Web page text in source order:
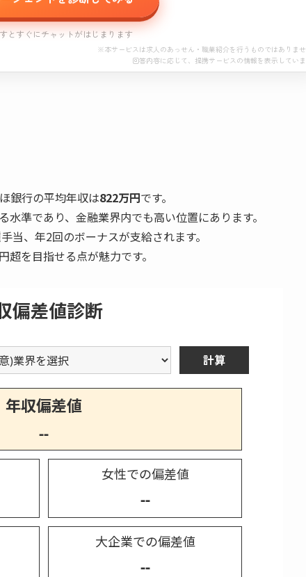
とすぐにチャットがはじまります
※本サービスは求人のあっせん・職業紹介を行うものではありま
回答内容に応じて、提携サービスの情報を表示してい
※本サービスは求人のあっせん・職業紹介を行うものではありませ
銀行の平均年収は822万円です。
準であり、金融業界内でも高い位置にあります。
当、年2回のボーナスが支給されます。
を目指せる点が魅力です。
偏差値診断
計算
年収偏差値
--
女性での偏差値
--
大企業での偏差値
--